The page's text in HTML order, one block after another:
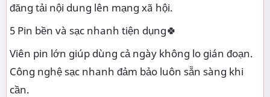
đăng tải nội dung lên mạng xã hội.
5 Pin bền và sạc nhanh tiện dụng🍀
Viên pin lớn giúp dùng cả ngày không lo gián đoạn.
Công nghệ sạc nhanh đảm bảo luôn sẵn sàng khi
cần.